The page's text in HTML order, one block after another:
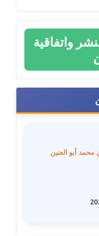
واتفاقية
محمد أبو العنين